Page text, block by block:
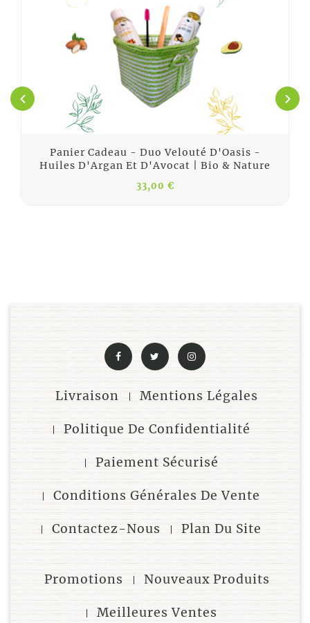
Panier Cadeau - Duo Velouté D'Oasis -
Huiles D'Argan Et D'Avocat | Bio & Nature
33,00 €
Livraison Mentions Légales
Politique De Confidentialité
Paiement Sécurisé
Conditions Générales De Vente
Contactez-Nous Plan Du Site
Promotions Nouveaux Produits
Meilleures Ventes